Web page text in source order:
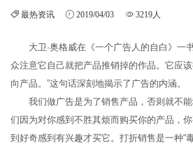
最热资讯 2019/04/03 3219人
大卫·奥格威在《一个广告人的自白》一
众注意它自己就把产品推销掉的作品。它应
向产品。”这句话深刻地揭示了广告的内涵。
我们做广告是为了销售产品，否则就不能
们因为对你感到不胜其烦而购买你的产品，
到好奇感到有兴趣才买它。打折销售是一种“